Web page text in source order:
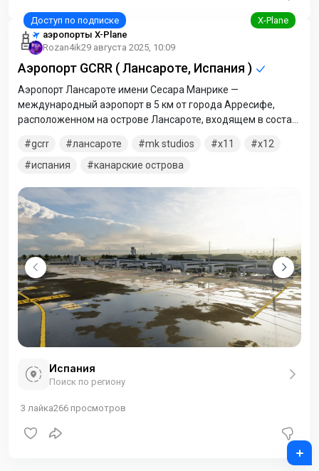
аэропорты X-Plane
Rozan4ik29 августа 2025, 10:09
Аэропорт GCRR ( Лансароте, Испания )
Аэропорт Лансароте имени Сесара Манрике —
международный аэропорт в 5 км от города Арресифе,
расположенном на острове Лансароте, входящем в состав
аэропорт является одним из крупнейших воздушных ворот
Канарских островов.
gcrr лансароте mk studios x11
x12
испания
канарские острова
Испания
Поиск по региону
3 лайка266 просмотров
+